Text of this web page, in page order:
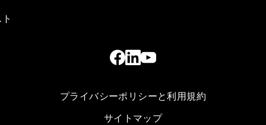
プライバシーポリシーと利用規約
サイトマップ